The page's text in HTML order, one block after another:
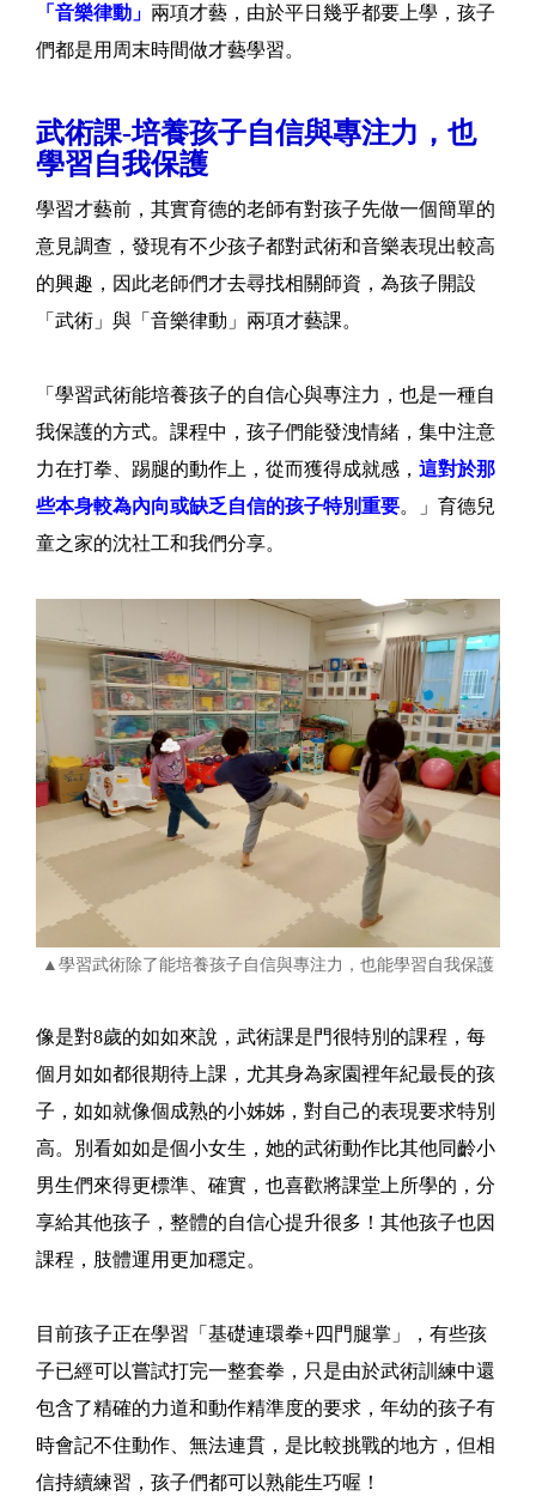
「音樂律動」 兩項才藝，由於平日幾乎都要上學，孩子
們都是用周末時間做才藝學習。
武術課-培養孩子自信與專注力，也
學習自我保護
學習才藝前，其實育德的老師有對孩子先做一個簡單的
意見調查，發現有不少孩子都對武術和音樂表現出較高
的興趣，因此老師們才去尋找相關師資，為孩子開設
「武術」與「音樂律動」兩項才藝課。
「學習武術能培養孩子的自信心與專注力，也是一種自
我保護的方式。課程中，孩子們能發洩情緒，集中注意
力在打拳、踢腿的動作上，從而獲得成就感， 這對於那
些本身較為內向或缺乏自信的孩子特別重要。」育德兒
童之家的沈社工和我們分享。
▲學習武術除了能培養孩子自信與專注力，也能學習自我保護
像是對8歲的如如來說，武術課是門很特別的課程，每
個月如如都很期待上課，尤其身為家園裡年紀最長的孩
子，如如就像個成熟的小姊姊，對自己的表現要求特別
高。別看如如是個小女生，她的武術動作比其他同齡小
男生們來得更標準、確實，也喜歡將課堂上所學的，分
享給其他孩子，整體的自信心提升很多！其他孩子也因
課程，肢體運用更加穩定。
目前孩子正在學習「基礎連環拳+四門腿掌」，有些孩
子已經可以嘗試打完一整套拳，只是由於武術訓練中還
包含了精確的力道和動作精準度的要求，年幼的孩子有
時會記不住動作、無法連貫，是比較挑戰的地方，但相
信持續練習，孩子們都可以熟能生巧喔！